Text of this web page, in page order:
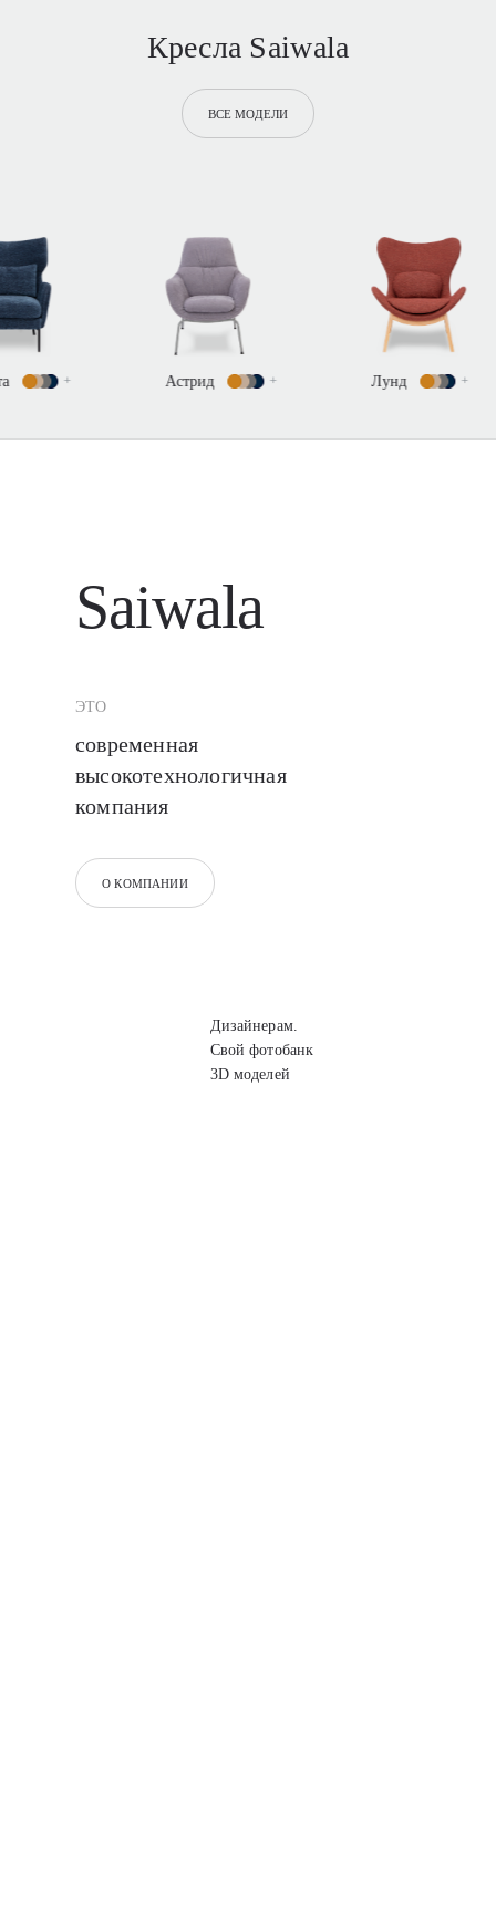
Кресла Saiwala
ВСЕ МОДЕЛИ
Астрид Лунд Редна
Saiwala
ЭТО
современная
высокотехнологичная
компания
О КОМПАНИИ
Дизайнерам.
Свой фотобанк
3D моделей